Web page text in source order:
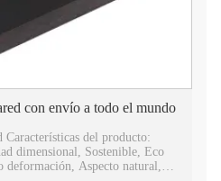
con envío a todo el mundo
Características del producto:
dimensional, Sostenible, Eco
deformación, Aspecto natural,